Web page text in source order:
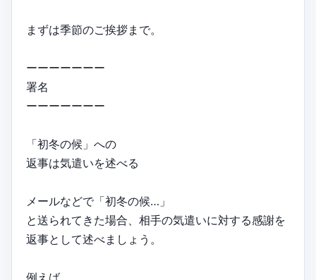
まずは季節のご挨拶まで。
ーーーーーーー
署名
ーーーーーーー
「初冬の候」への
返事は気遣いを述べる
メールなどで「初冬の候…」
と送られてきた場合、相手の気遣いに対する感謝を
返事として述べましょう。
例えば、